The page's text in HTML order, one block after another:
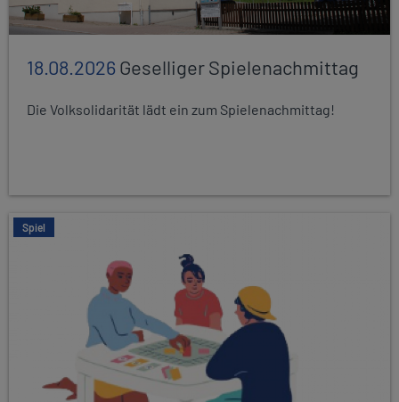
18.08.2026Geselliger Spielenachmittag
Die Volksolidarität lädt ein zum Spielenachmittag!
Spiel